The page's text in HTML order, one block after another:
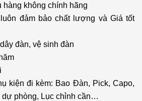
hàng không chính hãng
đảm bảo chất lượng và Giá tốt
đàn, vệ sinh đàn
kiện đi kèm: Bao Đàn, Pick, Capo,
phòng, Lục chỉnh cần…